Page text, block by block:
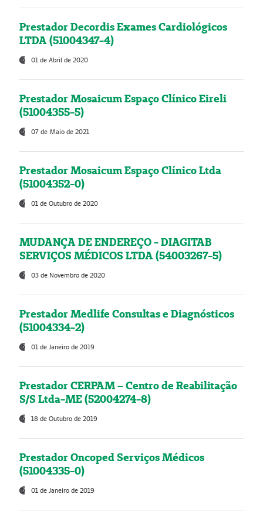
Prestador Decordis Exames Cardiológicos
LTDA (51004347-4)
01 de Abril de 2020
Prestador Mosaicum Espaço Clínico Eireli
(51004355-5)
07 de Maio de 2021
Prestador Mosaicum Espaço Clínico Ltda
(51004352-0)
01 de Outubro de 2020
MUDANÇA DE ENDEREÇO - DIAGITAB
SERVIÇOS MÉDICOS LTDA (54003267-5)
03 de Novembro de 2020
Prestador Medlife Consultas e Diagnósticos
(51004334-2)
01 de Janeiro de 2019
Prestador CERPAM – Centro de Reabilitação
S/S Ltda-ME (52004274-8)
18 de Outubro de 2019
Prestador Oncoped Serviços Médicos
(51004335-0)
01 de Janeiro de 2019